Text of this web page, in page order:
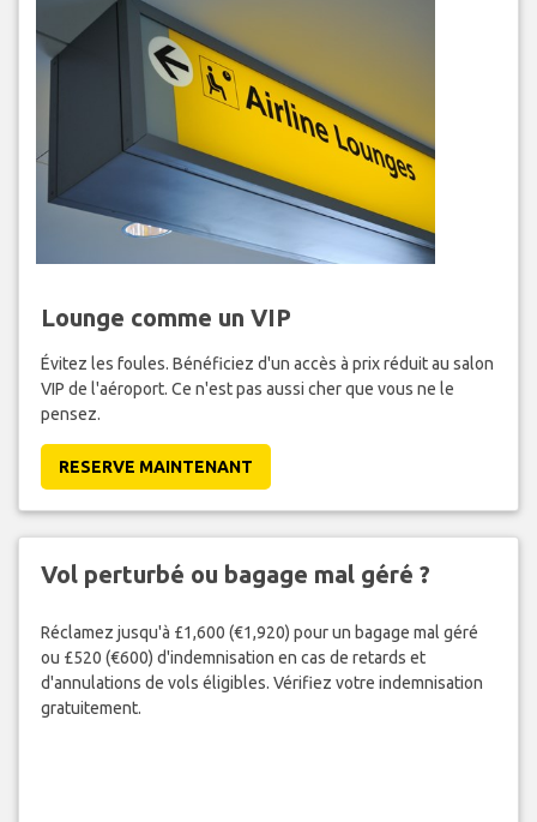
Lounge comme un VIP
Évitez les foules. Bénéficiez d'un accès à prix réduit au salon
VIP de l'aéroport. Ce n'est pas aussi cher que vous ne le
pensez.
RESERVE MAINTENANT
Vol perturbé ou bagage mal géré ?
Réclamez jusqu'à £1,600 (€1,920) pour un bagage mal géré
ou £520 (€600) d'indemnisation en cas de retards et
d'annulations de vols éligibles. Vérifiez votre indemnisation
gratuitement.